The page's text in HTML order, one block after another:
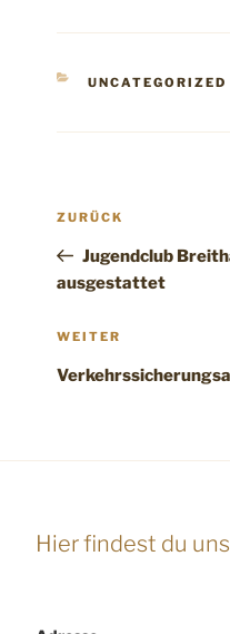
KATEGORIEN
UNCATEGORIZED
Vorheriger
ZURÜCK
Jugendclub
ausgestattet
Nächster
WEITER
Hier findest du uns